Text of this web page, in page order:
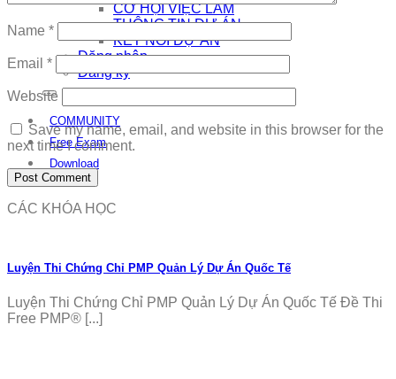
CƠ HỘI VIỆC LÀM
THÔNG TIN DỰ ÁN
KẾT NỐI DỰ ÁN
Đăng nhập
Đăng ký
COMMUNITY
Free Exam
Download
Name *
Email *
Website
Save my name, email, and website in this browser for the
next time I comment.
CÁC KHÓA HỌC
Luyện Thi Chứng Chỉ PMP Quản Lý Dự Án Quốc Tế
Luyện Thi Chứng Chỉ PMP Quản Lý Dự Án Quốc Tế Đề Thi
Free PMP® [...]